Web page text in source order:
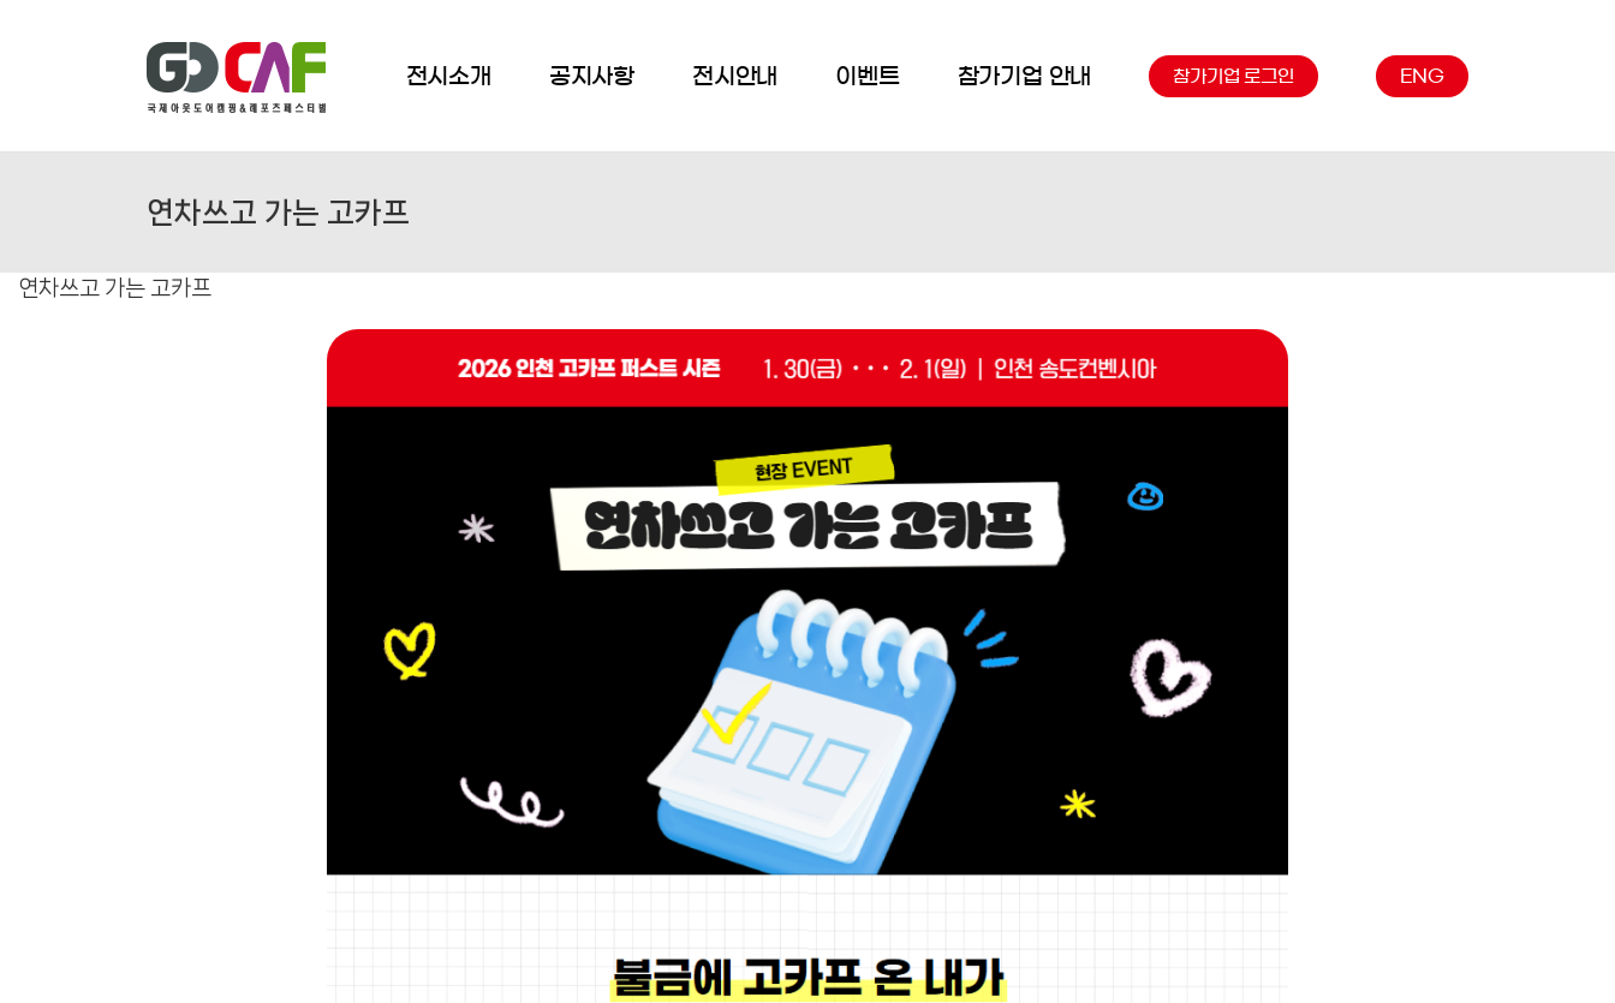
전시소개 공지사항 전시안내 이벤트 참가기업 안내 참가기업 로그인 ENG
연차쓰고 가는 고카프
연차쓰고 가는 고카프